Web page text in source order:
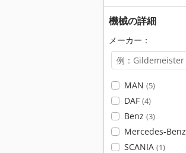
機械の詳細
メーカー：
MAN (5)
DAF (4)
Benz (3)
Mercedes-Benz
SCANIA (1)